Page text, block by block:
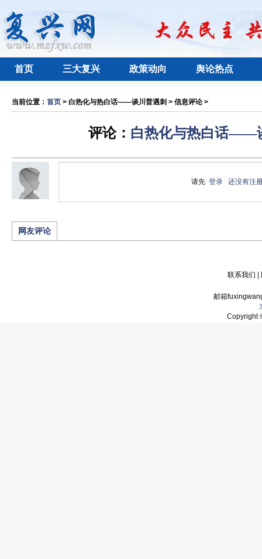
首页 三大复兴 政策动向 舆论热点
当前位置： 首页 > 白热化与热白话——谈川普遇刺 > 信息评论 >
评论： 白热化与热白话——
请先登录 还没有注
网友评论
联系我们
邮箱
Copyright